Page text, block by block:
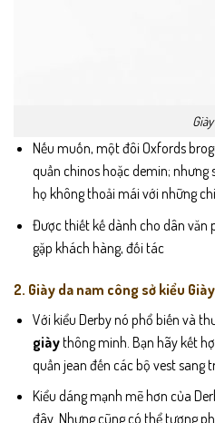
Nếu muốn, một đôi Oxfords
quần chinos hoặc demin;
họ không thoải mái với những
Được thiết kế dành cho dân văn
gặp khách hàng, đối tác
2. Giày da nam công sở kiểu
Với kiểu Derby nó phổ biến và
giàythông minh. Bạn hãy kết
quần jean đến các bộ vest sang
Kiểu dáng mạnh mẽ hơn của
đây. Nhưng cũng có thể tương